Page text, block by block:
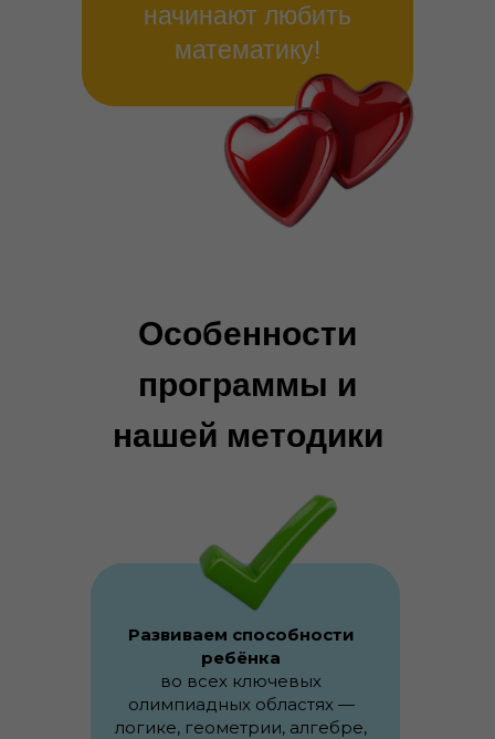
начинают любить
математику!
Развиваем способности
ребёнка
во всех ключевых
олимпиадных областях —
логике, геометрии, алгебре,
Особенности
программы и
нашей методики